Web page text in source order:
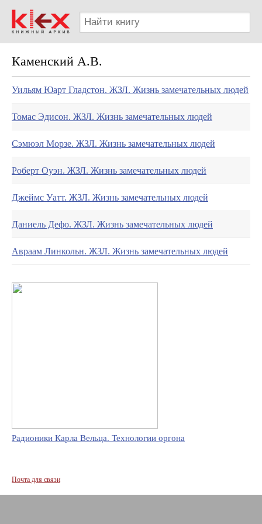
Каменский А.В.
Уильям Юарт Гладстон. ЖЗЛ. Жизнь замечательных людей
Томас Эдисон. ЖЗЛ. Жизнь замечательных людей
Сэмюэл Морзе. ЖЗЛ. Жизнь замечательных людей
Роберт Оуэн. ЖЗЛ. Жизнь замечательных людей
Джеймс Уатт. ЖЗЛ. Жизнь замечательных людей
Даниель Дефо. ЖЗЛ. Жизнь замечательных людей
Авраам Линкольн. ЖЗЛ. Жизнь замечательных людей
Радионики Карла Вельца. Технологии оргона
Почта для связи